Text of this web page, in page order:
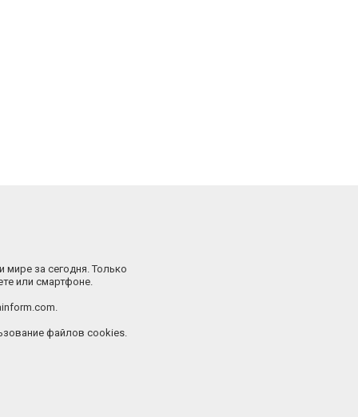
мире за сегодня. Только
или смартфоне.
файлов cookies.